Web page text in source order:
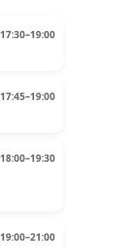
17:30–19:00
17:45–19:00
18:00–19:30
19:00–21:00